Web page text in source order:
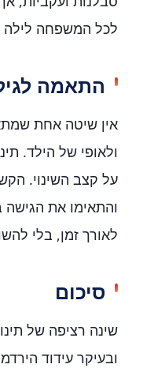
לכל המשפחה לילה
התאמה
אין שיטה אחת
ולאופי של הילד.
על קצב השינוי.
והתאימו את
לאורך זמן, בלי
סיכום
שינה רציפה של
ובעיקר עידוד